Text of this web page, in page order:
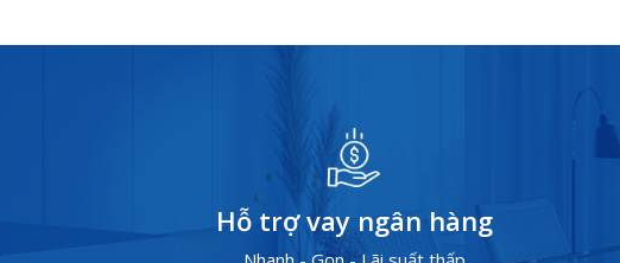
Hỗ trợ vay ngân hàng